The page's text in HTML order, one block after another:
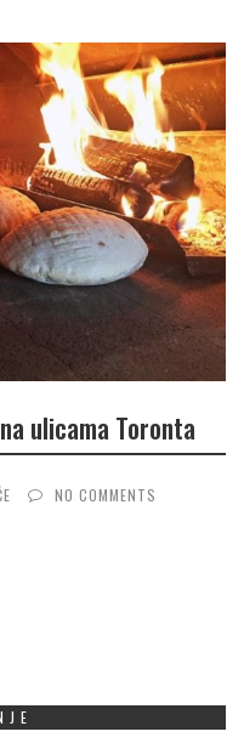
ulicama Toronta
NO COMMENTS